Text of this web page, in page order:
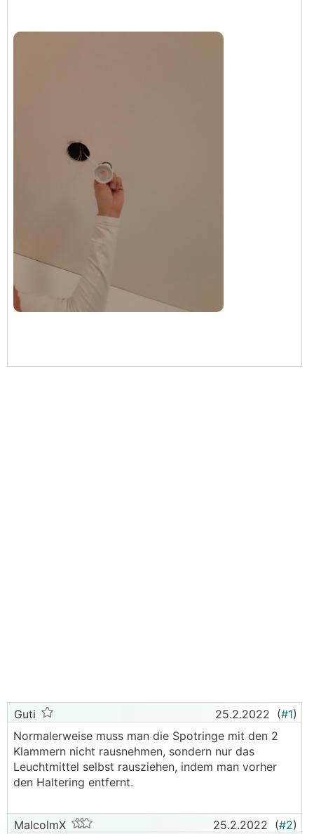
Guti 25.2.2022 (#1)
Normalerweise muss man die Spotringe mit den 2
Klammern nicht rausnehmen, sondern nur das
Leuchtmittel selbst rausziehen, indem man vorher
den Haltering entfernt.
MalcolmX 25.2.2022 (#2)